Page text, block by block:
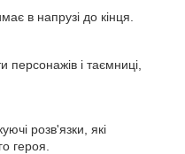
в напрузі до кінця.
персонажів і таємниці,
розв'язки, які
героя.